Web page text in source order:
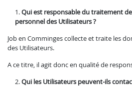
Qui est responsable du traitement
personnel des Utilisateurs ?
Job en Comminges collecte et traite les
des Utilisateurs.
A ce titre, il agit donc en qualité de
Qui les Utilisateurs peuvent-ils